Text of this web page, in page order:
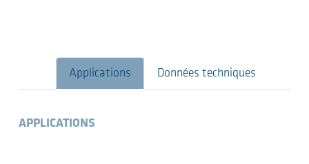
Applications Données techniques
APPLICATIONS